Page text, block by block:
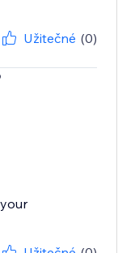
Užitečné (0)